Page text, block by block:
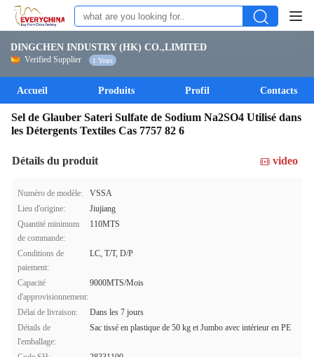
DINGCHEN INDUSTRY (HK) CO.,LIMITED
Verified Supplier 1 Years
Accueil Produits Profil Contacts
Sel de Glauber Sateri Sulfate de Sodium Na2SO4 Utilisé dans
les Détergents Textiles Cas 7757 82 6
Détails du produit video
Numéro de modèle:
VSSA
Lieu d'origine:
Jiujiang
Quantité minimum
de commande:
110MTS
Conditions de
paiement:
LC, T/T, D/P
Capacité
d'approvisionnement:
9000MTS/Mois
Délai de livraison:
Dans les 7 jours
Détails de
l'emballage:
Sac tissé en plastique de 50 kg et Jumbo avec intérieur en PE